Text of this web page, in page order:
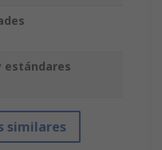
estándares
similares